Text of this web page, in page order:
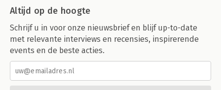
Altijd op de hoogte
Schrijf u in voor onze nieuwsbrief en blijf up-to-date
met relevante interviews en recensies, inspirerende
events en de beste acties.